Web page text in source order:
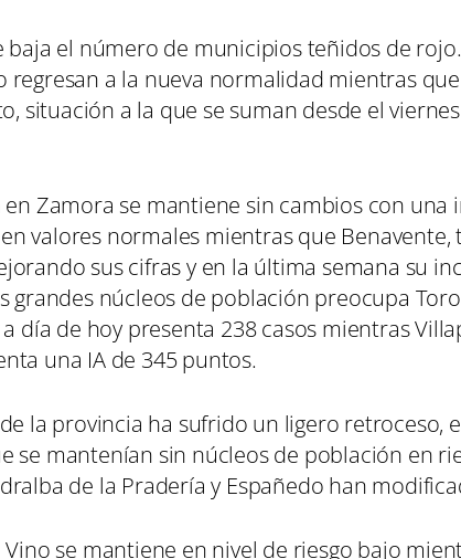
baja el número de municipios teñidos de
regresan a la nueva normalidad mientras
situación a la que se suman desde el
en Zamora se mantiene sin cambios con una
valores normales mientras que
sus cifras y en la última semana su
grandes núcleos de población preocupa
día de hoy presenta 238 casos mientras
una IA de 345 puntos.
la provincia ha sufrido un ligero retroceso,
se mantenían sin núcleos de población en
de la Pradería y Españedo han
Vino se mantiene en nivel de riesgo bajo